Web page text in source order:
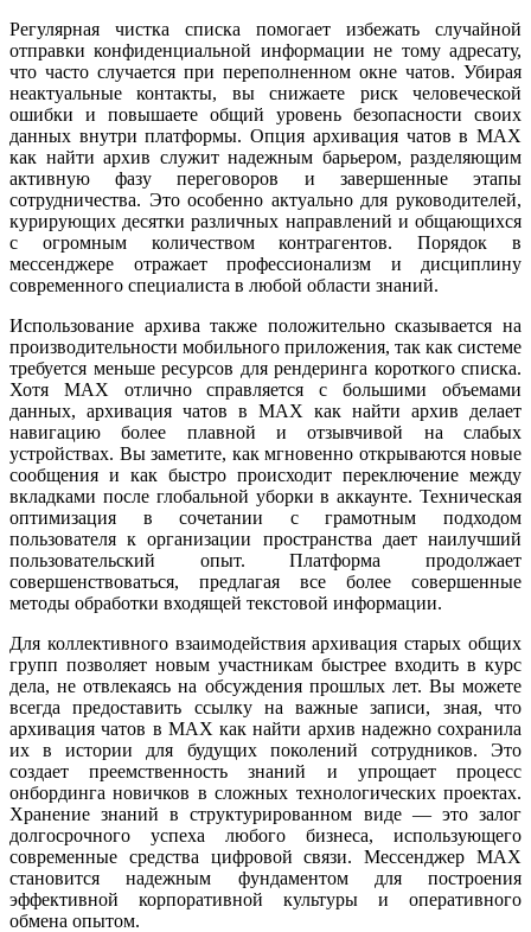
Регулярная чистка списка помогает избежать случайной
отправки конфиденциальной информации не тому адресату,
что часто случается при переполненном окне чатов. Убирая
неактуальные контакты, вы снижаете риск человеческой
ошибки и повышаете общий уровень безопасности своих
данных внутри платформы. Опция архивация чатов в MAX
как найти архив служит надежным барьером, разделяющим
активную фазу переговоров и завершенные этапы
сотрудничества. Это особенно актуально для руководителей,
курирующих десятки различных направлений и общающихся
с огромным количеством контрагентов. Порядок в
мессенджере отражает профессионализм и дисциплину
современного специалиста в любой области знаний.
Использование архива также положительно сказывается на
производительности мобильного приложения, так как системе
требуется меньше ресурсов для рендеринга короткого списка.
Хотя MAX отлично справляется с большими объемами
данных, архивация чатов в MAX как найти архив делает
навигацию более плавной и отзывчивой на слабых
устройствах. Вы заметите, как мгновенно открываются новые
сообщения и как быстро происходит переключение между
вкладками после глобальной уборки в аккаунте. Техническая
оптимизация в сочетании с грамотным подходом
пользователя к организации пространства дает наилучший
пользовательский опыт. Платформа продолжает
совершенствоваться, предлагая все более совершенные
методы обработки входящей текстовой информации.
Для коллективного взаимодействия архивация старых общих
групп позволяет новым участникам быстрее входить в курс
дела, не отвлекаясь на обсуждения прошлых лет. Вы можете
всегда предоставить ссылку на важные записи, зная, что
архивация чатов в MAX как найти архив надежно сохранила
их в истории для будущих поколений сотрудников. Это
создает преемственность знаний и упрощает процесс
онбординга новичков в сложных технологических проектах.
Хранение знаний в структурированном виде — это залог
долгосрочного успеха любого бизнеса, использующего
современные средства цифровой связи. Мессенджер MAX
становится надежным фундаментом для построения
эффективной корпоративной культуры и оперативного
обмена опытом.